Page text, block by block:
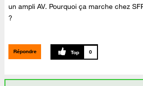
un ampli AV. Pourquoi ça marche chez
?
Répondre 0